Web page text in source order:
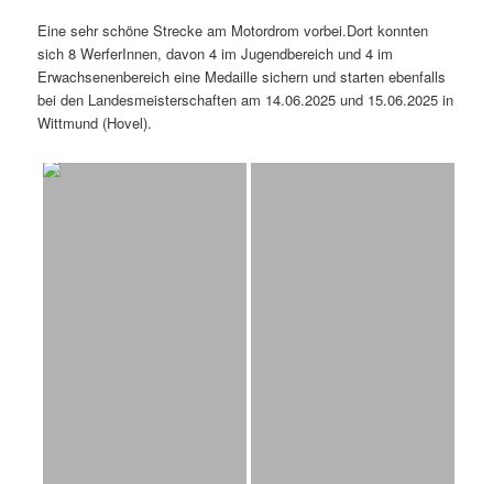
Eine sehr schöne Strecke am Motordrom vorbei.Dort konnten
sich 8 WerferInnen, davon 4 im Jugendbereich und 4 im
Erwachsenenbereich eine Medaille sichern und starten ebenfalls
bei den Landesmeisterschaften am 14.06.2025 und 15.06.2025 in
Wittmund (Hovel).